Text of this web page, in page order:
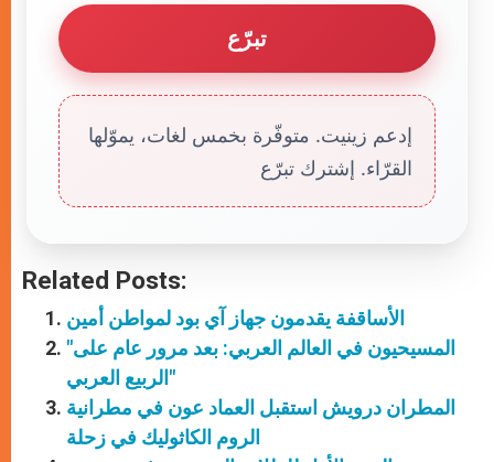
تبرّع
إدعم زينيت. متوفّرة بخمس لغات، يموّلها
القرّاء. إشترك تبرّع
Related Posts:
الأساقفة يقدمون جهاز آي بود لمواطن أمين
"المسيحيون في العالم العربي: بعد مرور عام على
الربيع العربي"
المطران درويش استقبل العماد عون في مطرانية
الروم الكاثوليك في زحلة